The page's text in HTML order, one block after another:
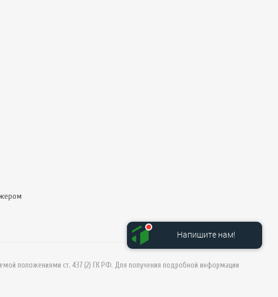
положениями ст. 437 (2) ГК РФ. Для получения подробной информации
Напишите нам!